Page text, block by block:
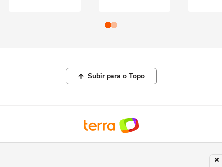
Subir para o Topo
© COPYRIGHT 2026, TERRA NETWORKS BRASIL LTDA |POLÍTICA DE